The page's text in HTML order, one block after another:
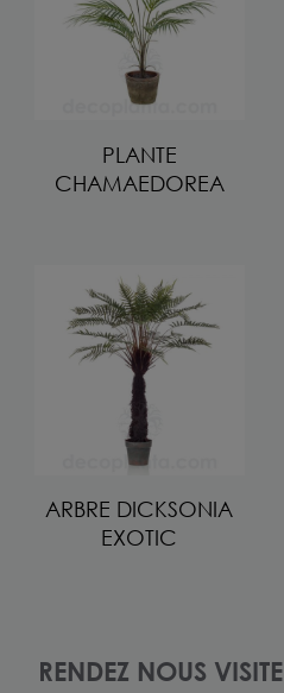
PLANTE
CHAMAEDOREA
ARBRE DICKSONIA
EXOTIC
RENDEZ NOUS VISITE